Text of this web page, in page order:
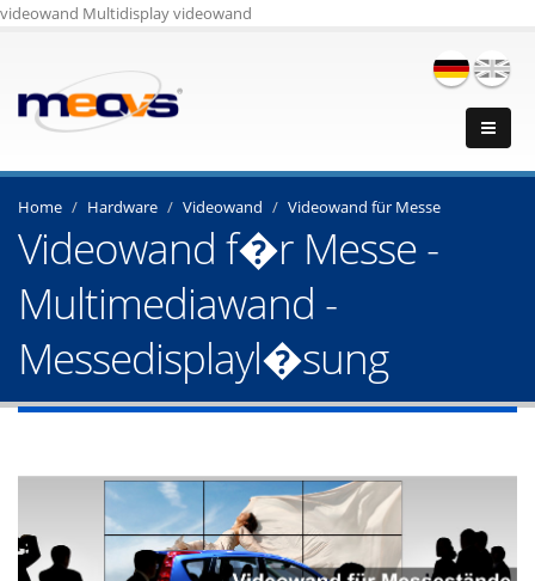
videowand Multidisplay videowand
Home Hardware Videowand Videowand für Messe
Videowand f�r Messe -
Multimediawand -
Messedisplayl�sung